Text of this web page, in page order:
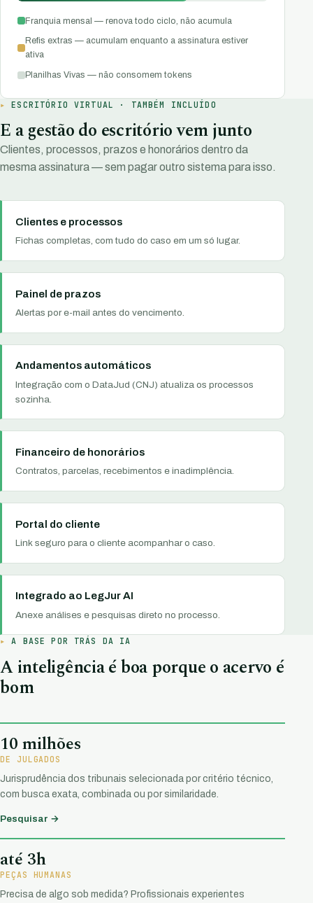
Franquia mensal — renova todo ciclo, não acumula
Refis extras — acumulam enquanto a assinatura estiver
ativa
Planilhas Vivas — não consomem tokens
ESCRITÓRIO VIRTUAL · TAMBÉM INCLUÍDO
E a gestão do escritório vem junto
Clientes, processos, prazos e honorários dentro da
mesma assinatura — sem pagar outro sistema para isso.
Clientes e processos
Fichas completas, com tudo do caso em um só lugar.
Painel de prazos
Alertas por e-mail antes do vencimento.
Andamentos automáticos
Integração com o DataJud (CNJ) atualiza os processos
sozinha.
Financeiro de honorários
Contratos, parcelas, recebimentos e inadimplência.
Portal do cliente
Link seguro para o cliente acompanhar o caso.
Integrado ao LegJur AI
Anexe análises e pesquisas direto no processo.
A BASE POR TRÁS DA IA
A inteligência é boa porque o acervo é
bom
10 milhões
DE JULGADOS
Jurisprudência dos tribunais selecionada por critério técnico,
com busca exata, combinada ou por similaridade.
Pesquisar →
até 3h
PEÇAS HUMANAS
Precisa de algo sob medida? Profissionais experientes